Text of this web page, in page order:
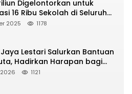
Digelontorkan untuk
16 Ribu Sekolah di Seluruh
2025 1178
Jaya Lestari Salurkan Bantuan
Hadirkan Harapan bagi
di Sumatera
1121